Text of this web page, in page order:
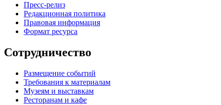
Пресс-релиз
Редакционная политика
Правовая информация
Формат ресурса
Сотрудничество
Размещение событий
Требования к материалам
Музеям и выставкам
Ресторанам и кафе